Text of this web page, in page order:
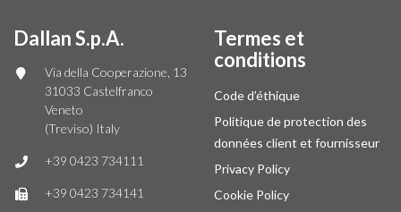
Dallan S.p.A.
Via della Cooperazione, 13
31033 Castelfranco
Veneto
(Treviso) Italy
+39 0423 734111
+39 0423 734141
Termes et
conditions
Code d’éthique
Politique de protection des
données client et fournisseur
Privacy Policy
Cookie Policy